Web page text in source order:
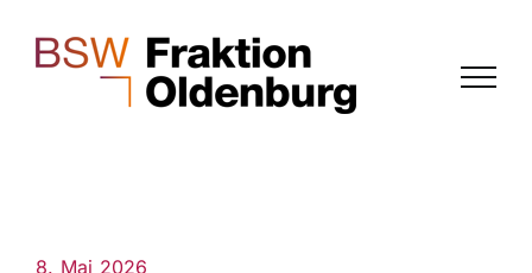
Inhalt
8. Mai 2026